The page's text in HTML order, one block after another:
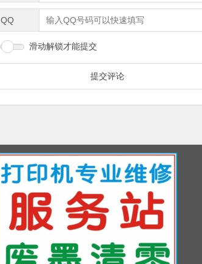
QQ
滑动解锁才能提交